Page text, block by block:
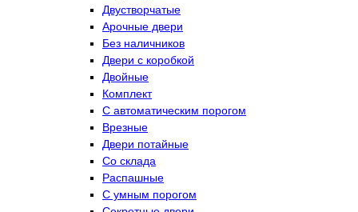
Двустворчатые
Арочные двери
Без наличников
Двери с коробкой
Двойные
Комплект
С автоматическим порогом
Врезные
Двери потайные
Со склада
Распашные
С умным порогом